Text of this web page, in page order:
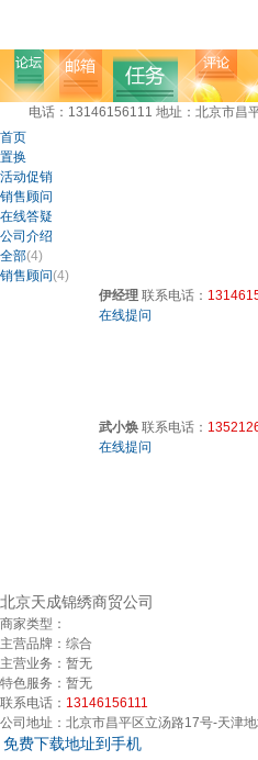
电话：13146156111 地址：北京市昌
首页
置换
活动促销
销售顾问
在线答疑
公司介绍
全部(4)
销售顾问(4)
伊经理 联系电话：
在线提问
武小焕 联系电话：
在线提问
北京天成锦绣商贸公司
商家类型：
主营品牌： 综合
主营业务： 暂无
特色服务： 暂无
联系电话： 13146156111
公司地址： 北京市昌平区立汤路17号-天津
免费下载地址到手机